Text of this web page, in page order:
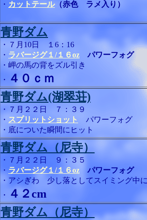
・ カットテール（赤色 ラメ入り）
青野ダム
・７月10日 １6：16
・ ラバージグ１/１６oz パワーフォグ
・岬の馬の背をズル引き
・
４０ｃｍ
青野ダム(湖翠荘)
・７月２２日 ７：３９
・ スプリットショット
パワーフォグ
・底についた瞬間にヒット
青野ダム（尼寺）
・７月２２日 ９：３５
・ ラバージグ１/１６oz パワーフォグ
・アシぎわ 少し落としてスイミング中
・
４２cm
青野ダム（尼寺）